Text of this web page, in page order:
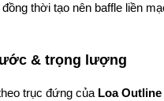
thời tạo nên baffle liền
& trọng lượng
trục đứng của Loa Outline